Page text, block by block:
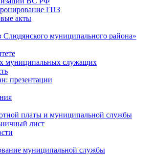
ГПЗ
акты
муниципального района»
муниципальных служащих
презентации
платы и муниципальной службы
лист
муниципальной службы